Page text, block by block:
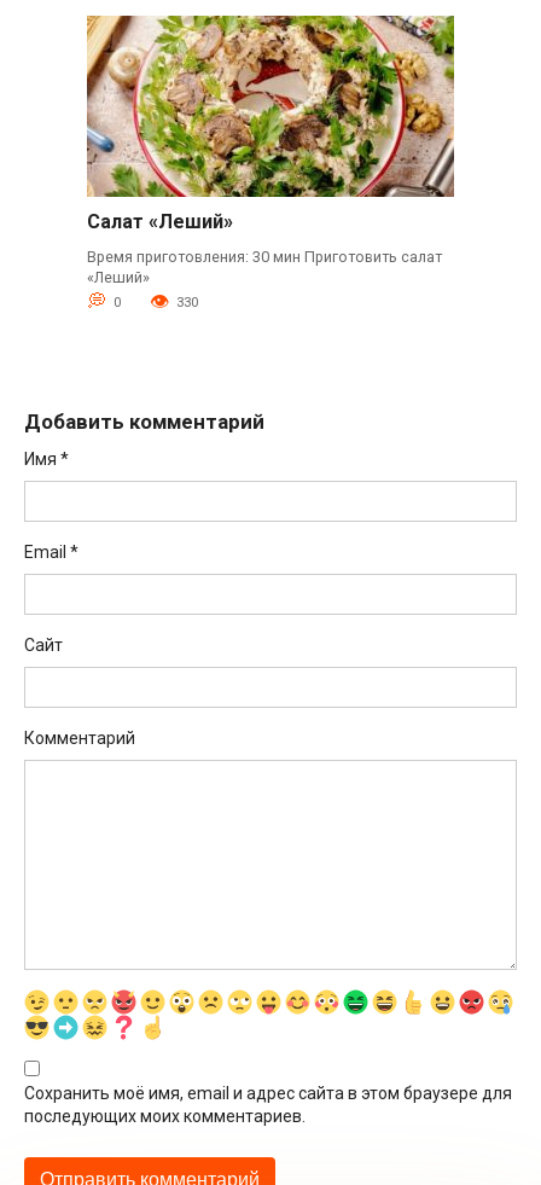
Салат «Леший»
Время приготовления: 30 мин Приготовить салат
«Леший»
0 330
Добавить комментарий
Имя *
Email *
Сайт
Комментарий
Сохранить моё имя, email и адрес сайта в этом браузере для
последующих моих комментариев.